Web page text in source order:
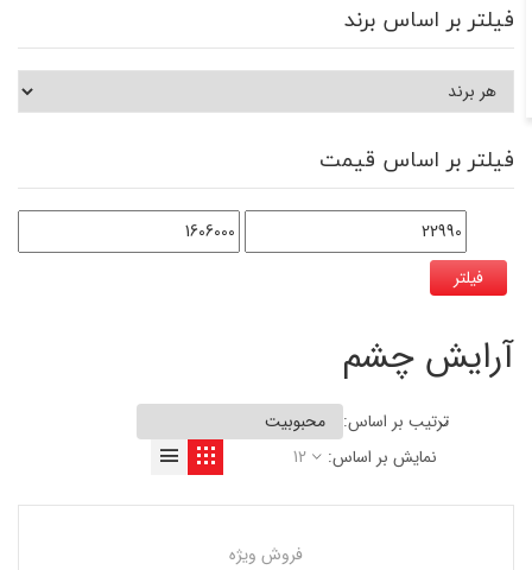
فیلتر بر اساس برند
فیلتر بر اساس قیمت
فیلتر
آرایش چشم
ترتیب بر اساس:
نمایش بر اساس:
12
فروش ویژه